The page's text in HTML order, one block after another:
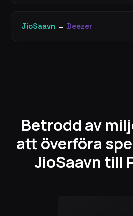
JioSaavn → Deezer
Betrodd av
att överföra
JioSaavn till